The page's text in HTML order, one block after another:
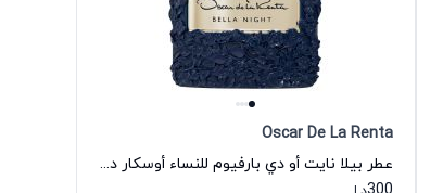
Oscar De La Renta
عطر بيلا نايت أو دي بارفيوم للنساء أوسكار دي لا رنتا